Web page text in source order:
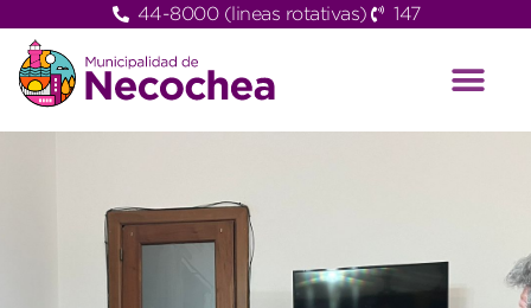
44-8000 (lineas rotativas) 147